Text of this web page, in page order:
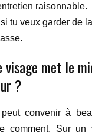
raisonnable.
tu veux garder de
visage met le
?
convenir à
comment. Sur